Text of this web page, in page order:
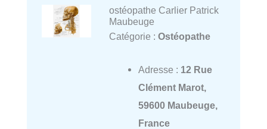
ostéopathe Carlier Patrick
Maubeuge
Catégorie : Ostéopathe
Adresse : 12 Rue
Clément Marot,
59600 Maubeuge,
France